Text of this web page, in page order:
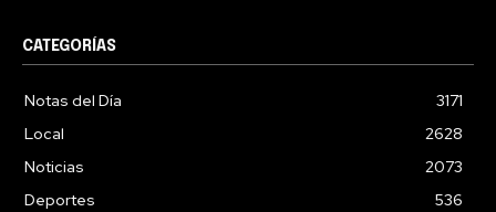
CATEGORÍAS
Notas del Día
3171
Local
2628
Noticias
2073
Deportes
536